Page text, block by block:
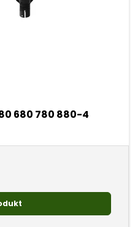
680 780 880-4